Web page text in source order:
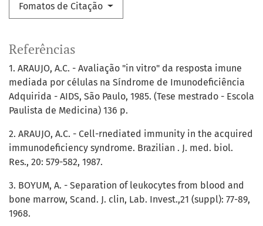
Fomatos de Citação
Referências
1. ARAUJO, A.C. - Avaliação "in vitro" da resposta imune
mediada por células na Síndrome de Imunodeficiência
Adquirida - AIDS, São Paulo, 1985. (Tese mestrado - Escola
Paulista de Medicina) 136 p.
2. ARAUJO, A.C. - Cell-rnediated immunity in the acquired
immunodeficiency syndrome. Brazilian . J. med. biol.
Res., 20: 579-582, 1987.
3. BOYUM, A. - Separation of leukocytes from blood and
bone marrow, Scand. J. clin, Lab. Invest.,21 (suppl): 77-89,
1968.